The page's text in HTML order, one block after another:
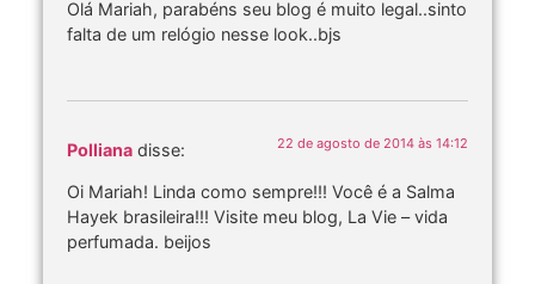
Olá Mariah, parabéns seu blog é muito legal..sinto
falta de um relógio nesse look..bjs
Polliana disse: 22 de agosto de 2014 às 14:12
Oi Mariah! Linda como sempre!!! Você é a Salma
Hayek brasileira!!! Visite meu blog, La Vie – vida
perfumada. beijos